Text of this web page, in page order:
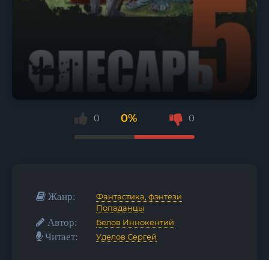
0 0% 0
Жанр: Фантастика, фэнтези
Попаданцы
Автор: Белов Иннокентий
Читает: Уделов Сергей